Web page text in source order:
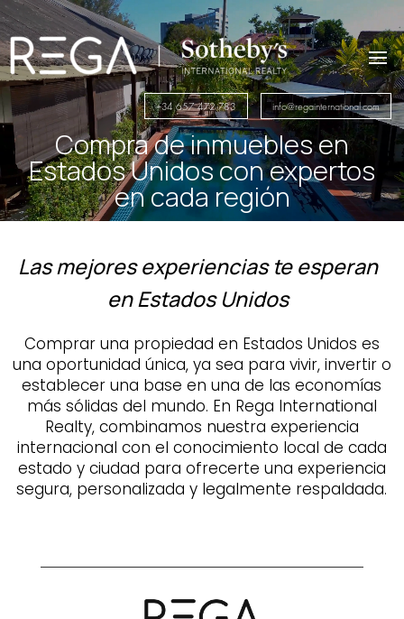
+34 657 472 783 info@regainternational.com
Reproductor
de
vídeo
Compra de inmuebles en
Estados Unidos con expertos
en cada región
Las mejores experiencias te esperan
en Estados Unidos
Comprar una propiedad en Estados Unidos es
una oportunidad única, ya sea para vivir, invertir o
establecer una base en una de las economías
más sólidas del mundo. En Rega International
Realty, combinamos nuestra experiencia
internacional con el conocimiento local de cada
estado y ciudad para ofrecerte una experiencia
segura, personalizada y legalmente respaldada.